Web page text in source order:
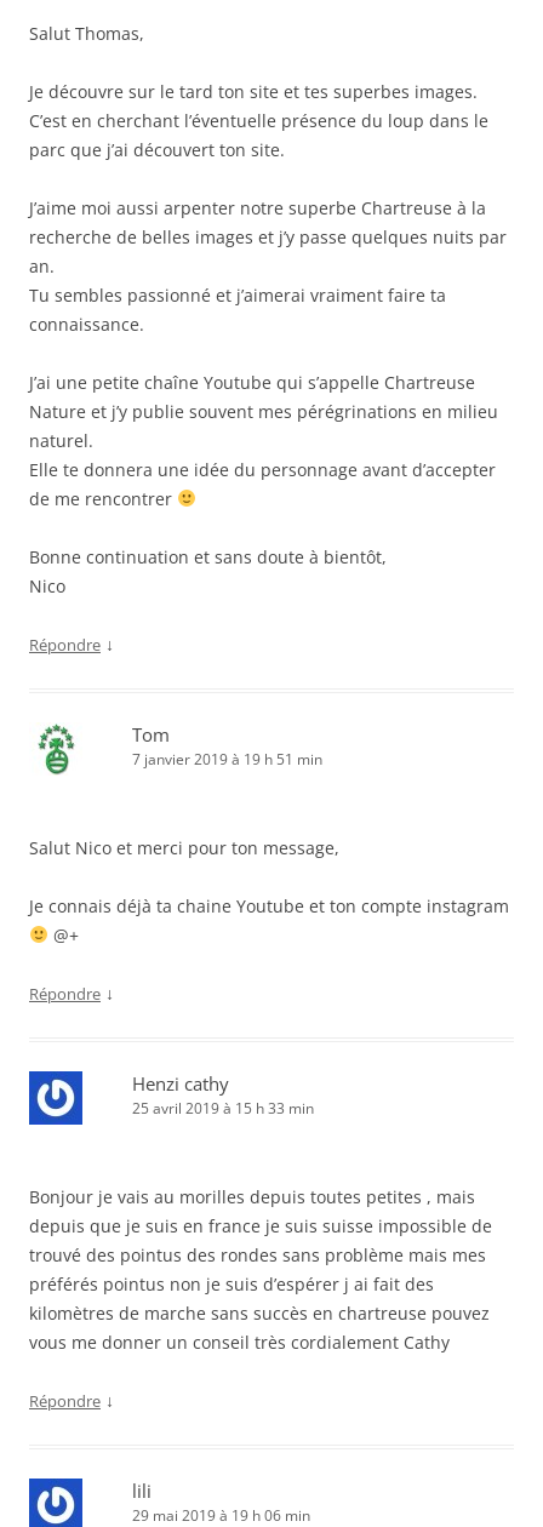
Salut Thomas,
Je découvre sur le tard ton site et tes superbes images.
C’est en cherchant l’éventuelle présence du loup dans le
parc que j’ai découvert ton site.
J’aime moi aussi arpenter notre superbe Chartreuse à la
recherche de belles images et j’y passe quelques nuits par
an.
Tu sembles passionné et j’aimerai vraiment faire ta
connaissance.
J’ai une petite chaîne Youtube qui s’appelle Chartreuse
Nature et j’y publie souvent mes pérégrinations en milieu
naturel.
Elle te donnera une idée du personnage avant d’accepter
de me rencontrer
Bonne continuation et sans doute à bientôt,
Nico
Répondre ↓
Tom
7 janvier 2019 à 19 h 51 min
Salut Nico et merci pour ton message,
Je connais déjà ta chaine Youtube et ton compte instagram
@+
Répondre ↓
Henzi cathy
25 avril 2019 à 15 h 33 min
Bonjour je vais au morilles depuis toutes petites , mais
depuis que je suis en france je suis suisse impossible de
trouvé des pointus des rondes sans problème mais mes
préférés pointus non je suis d’espérer j ai fait des
kilomètres de marche sans succès en chartreuse pouvez
vous me donner un conseil très cordialement Cathy
Répondre ↓
lili
29 mai 2019 à 19 h 06 min